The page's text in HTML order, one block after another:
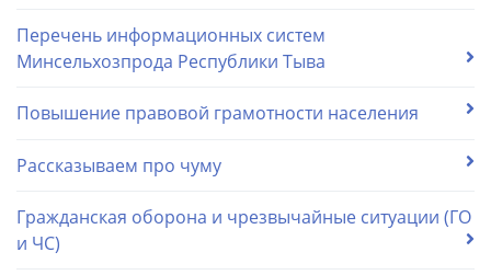
Перечень информационных систем
Минсельхозпрода Республики Тыва
Повышение правовой грамотности населения
Рассказываем про чуму
Гражданская оборона и чрезвычайные ситуации (ГО
и ЧС)